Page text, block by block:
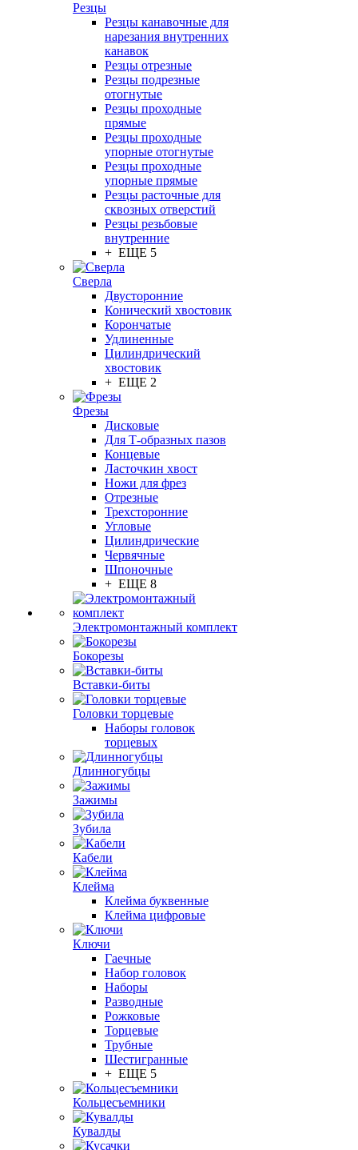
Резцы
Резцы канавочные для
нарезания внутренних
канавок
Резцы отрезные
Резцы подрезные
отогнутые
Резцы проходные
прямые
Резцы проходные
упорные отогнутые
Резцы проходные
упорные прямые
Резцы расточные для
сквозных отверстий
Резцы резьбовые
внутренние
+ ЕЩЕ 5
Сверла
Двусторонние
Конический хвостовик
Корончатые
Удлиненные
Цилиндрический
хвостовик
+ ЕЩЕ 2
Фрезы
Дисковые
Для Т-образных пазов
Концевые
Ласточкин хвост
Ножи для фрез
Отрезные
Трехсторонние
Угловые
Цилиндрические
Червячные
Шпоночные
+ ЕЩЕ 8
Электромонтажный комплект
Бокорезы
Вставки-биты
Головки торцевые
Наборы головок
торцевых
Длинногубцы
Зажимы
Зубила
Кабели
Клейма
Клейма буквенные
Клейма цифровые
Ключи
Гаечные
Набор головок
Наборы
Разводные
Рожковые
Торцевые
Трубные
Шестигранные
+ ЕЩЕ 5
Кольцесъемники
Кувалды